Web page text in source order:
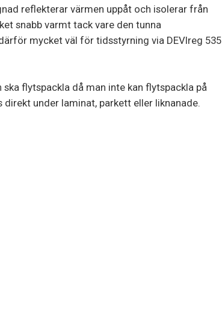
reflekterar värmen uppåt och isolerar från
snabb varmt tack vare den tunna
mycket väl för tidsstyrning via DEVIreg 535
flytspackla då man inte kan flytspackla på
under laminat, parkett eller liknanade.